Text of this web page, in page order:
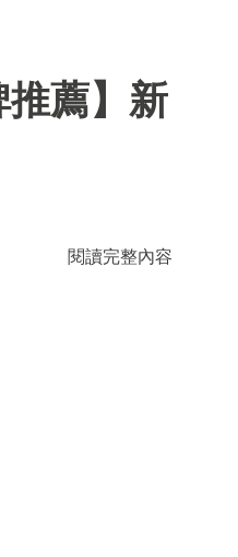
推薦】新
閱讀完整內容